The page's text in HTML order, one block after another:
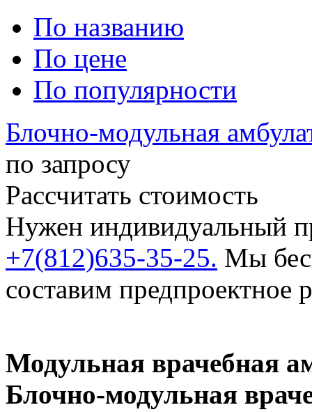
По названию
По цене
По популярности
Блочно-модульная
по запросу
Рассчитать стоимость
Нужен индивидуальный
+7(812)635-35-25. Мы
составим предпроектное
Модульная врачебная
Блочно-модульная